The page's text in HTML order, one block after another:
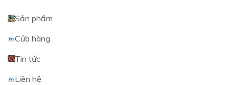
Sản phẩm
Cửa hàng
Tin tức
Liên hệ